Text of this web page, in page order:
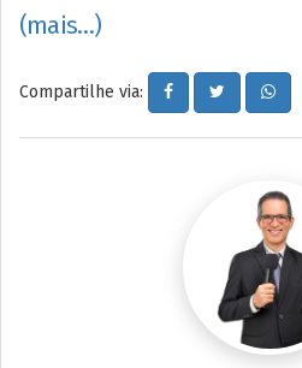
(mais…)
Compartilhe via: